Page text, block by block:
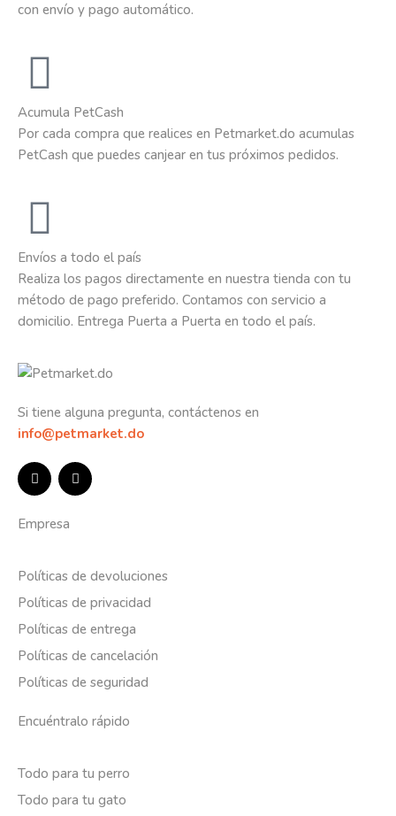
con envío y pago automático.
Acumula PetCash
Por cada compra que realices en Petmarket.do acumulas
PetCash que puedes canjear en tus próximos pedidos.
Envíos a todo el país
Realiza los pagos directamente en nuestra tienda con tu
método de pago preferido. Contamos con servicio a
domicilio. Entrega Puerta a Puerta en todo el país.
Si tiene alguna pregunta, contáctenos en
info@petmarket.do
Empresa
Políticas de devoluciones
Políticas de privacidad
Políticas de entrega
Políticas de cancelación
Políticas de seguridad
Encuéntralo rápido
Todo para tu perro
Todo para tu gato